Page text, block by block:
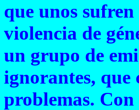
que unos
violencia de
un grupo de
ignorantes, que
problemas. Con